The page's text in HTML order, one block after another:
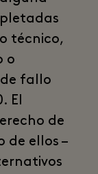
técnico,
o
fallo
El
de
de ellos –